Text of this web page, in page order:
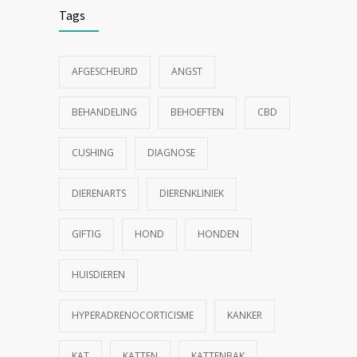
Tags
AFGESCHEURD ANGST
BEHANDELING BEHOEFTEN CBD
CUSHING DIAGNOSE
DIERENARTS DIERENKLINIEK
GIFTIG HOND HONDEN
HUISDIEREN
HYPERADRENOCORTICISME KANKER